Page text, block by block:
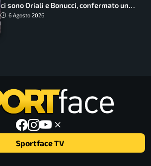
ci sono Oriali e Bonucci, confermato un
ritorno
6 Agosto 2026
Sportface TV